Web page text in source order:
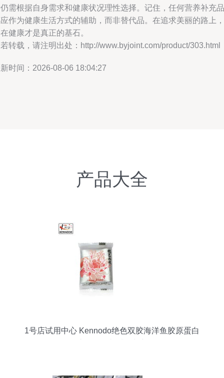
需根据自身需求和健康状况理性选择。记住，任何营养补充品
作为健康生活方式的辅助，而非替代品。在追求美丽的路上，
健康才是真正的基石。
转载，请注明出处：http://www.byjoint.com/product/303.html
时间：2026-08-06 18:04:27
产品大全
1号店试用中心 Kennodo绝色双胶海洋鱼胶原蛋白